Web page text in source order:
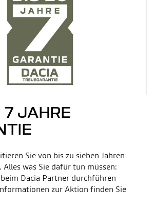
7 JAHRE
Sie von bis zu sieben Jahren
Alles was Sie dafür tun müssen:
Dacia Partner durchführen
zur Aktion finden Sie